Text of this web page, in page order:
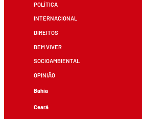
POLÍTICA
INTERNACIONAL
DIREITOS
BEM VIVER
SOCIOAMBIENTAL
OPINIÃO
Bahia
Ceará